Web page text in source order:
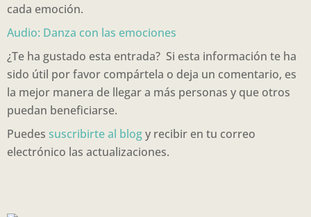
cada emoción.
Audio: Danza con las emociones
¿Te ha gustado esta entrada? Si esta información te ha
sido útil por favor compártela o deja un comentario, es
la mejor manera de llegar a más personas y que otros
puedan beneficiarse.
Puedes suscribirte al blogy recibir en tu correo
electrónico las actualizaciones.